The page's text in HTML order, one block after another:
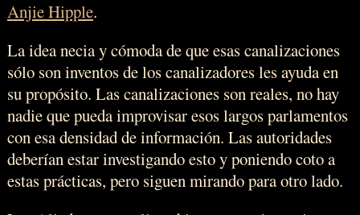
Anjie Hipple.
La idea necia y cómoda de que esas canalizaciones
sólo son inventos de los canalizadores les ayuda en
su propósito. Las canalizaciones son reales, no hay
nadie que pueda improvisar esos largos parlamentos
con esa densidad de información. Las autoridades
deberían estar investigando esto y poniendo coto a
estas prácticas, pero siguen mirando para otro lado.